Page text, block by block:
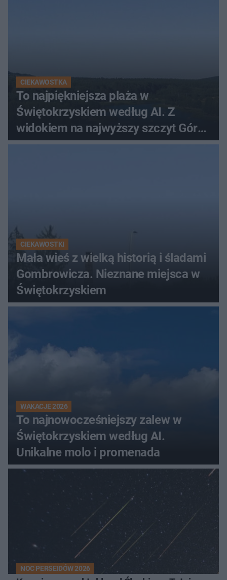
CIEKAWOSTKA
To najpiękniejsza plaża w
Świętokrzyskiem według AI. Z
widokiem na najwyższy szczyt Gór
Świętokrzyskich
CIEKAWOSTKI
Mała wieś z wielką historią i śladami
Gombrowicza. Nieznane miejsca w
Świętokrzyskiem
WAKACJE 2026
To najnowocześniejszy zalew w
Świętokrzyskiem według AI.
Unikalne molo i promenada
NOC PERSEIDÓW 2026